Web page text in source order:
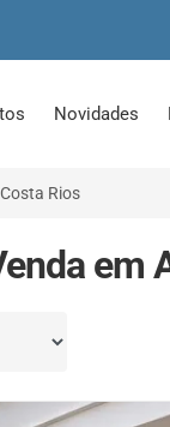
Novidades
Rios
em